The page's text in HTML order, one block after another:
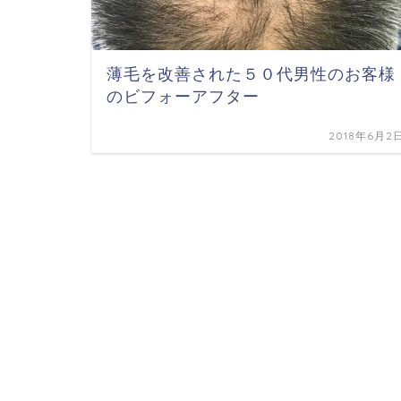
薄毛を改善された５０代男性のお客様
のビフォーアフター
2018年6月2